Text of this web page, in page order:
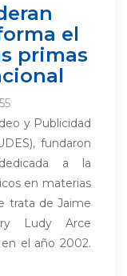
el
primas
y Publicidad
fundaron
a la
en materias
trata de Jaime
Ludy Arce
el año 2002.